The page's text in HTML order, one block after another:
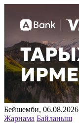
Бейшемби, 06.08.2026
Жарнама Байланыш